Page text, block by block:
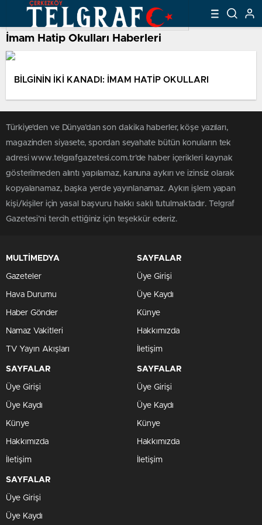
İmam Hatip Okulları Haberleri
BİLGİNİN İKİ KANADI: İMAM HATİP OKULLARI
Türkiye'den ve Dünya’dan son dakika haberler, köşe yazıları,
magazinden siyasete, spordan seyahate bütün konuların tek
adresi www.telgrafgazetesi.com.tr’de haber içerikleri kaynak
gösterilmeden alıntı yapılamaz, kanuna aykırı ve izinsiz olarak
kopyalanamaz, başka yerde yayınlanamaz. Aykırı işlem yapan
kişi/kişiler için yasal başvuru hakkı saklı tutulmaktadır. Telgraf
Gazetesi’ni tercih ettiğiniz için teşekkür ederiz.
MULTİMEDYA
Gazeteler
Hava Durumu
Haber Gönder
Namaz Vakitleri
TV Yayın Akışları
SAYFALAR
Üye Girişi
Üye Kaydı
Künye
Hakkımızda
İletişim
SAYFALAR
Üye Girişi
Üye Kaydı
Künye
Hakkımızda
İletişim
SAYFALAR
Üye Girişi
Üye Kaydı
Künye
Hakkımızda
İletişim
SAYFALAR
Üye Girişi
Üye Kaydı